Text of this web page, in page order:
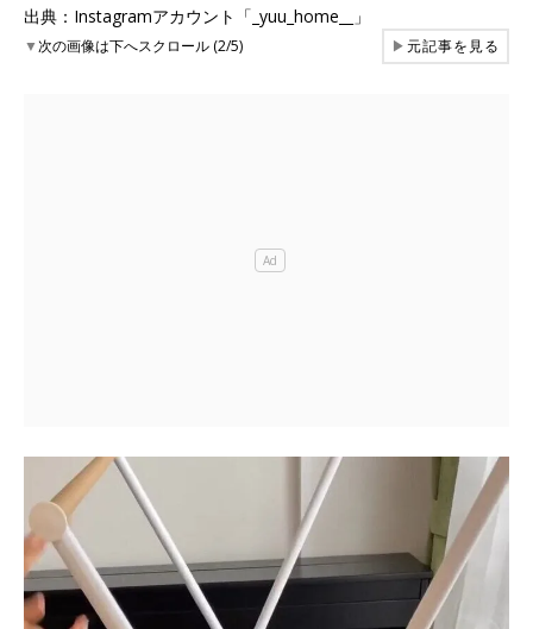
出典：Instagramアカウント「_yuu_home__」
▼次の画像は下へスクロール (2/5) ▶元記事を見る